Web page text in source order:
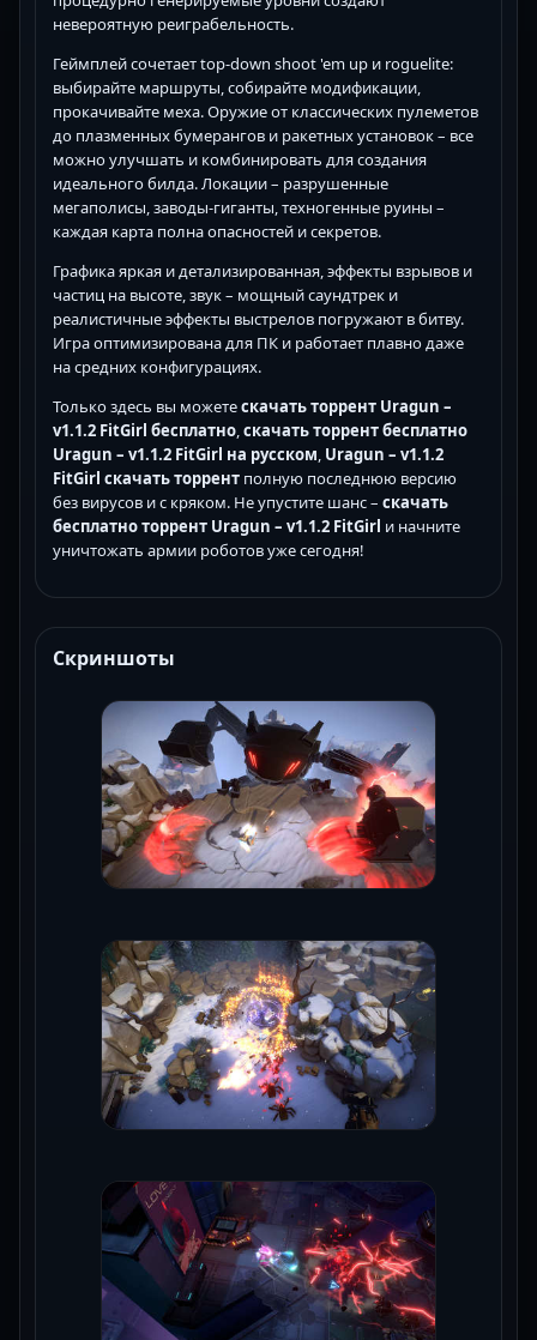
невероятную реиграбельность.
Геймплей сочетает top-down shoot 'em up и roguelite:
выбирайте маршруты, собирайте модификации,
прокачивайте меха. Оружие от классических пулеметов
до плазменных бумерангов и ракетных установок – все
можно улучшать и комбинировать для создания
идеального билда. Локации – разрушенные
мегаполисы, заводы-гиганты, техногенные руины –
каждая карта полна опасностей и секретов.
Графика яркая и детализированная, эффекты взрывов и
частиц на высоте, звук – мощный саундтрек и
реалистичные эффекты выстрелов погружают в битву.
Игра оптимизирована для ПК и работает плавно даже
на средних конфигурациях.
Только здесь вы можетескачать торрент Uragun –
v1.1.2 FitGirl бесплатно,скачать торрент бесплатно
Uragun – v1.1.2 FitGirl на русском, Uragun – v1.1.2
FitGirl скачать торрент полную последнюю версию
без вирусов и с кряком. Не упустите шанс – скачать
бесплатно торрент Uragun – v1.1.2 FitGirl и начните
уничтожать армии роботов уже сегодня!
Скриншоты